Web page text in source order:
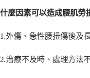
什麼因素可以造成腰肌勞
1.外傷、急性腰扭傷後及
2.治療不及時、處理方法